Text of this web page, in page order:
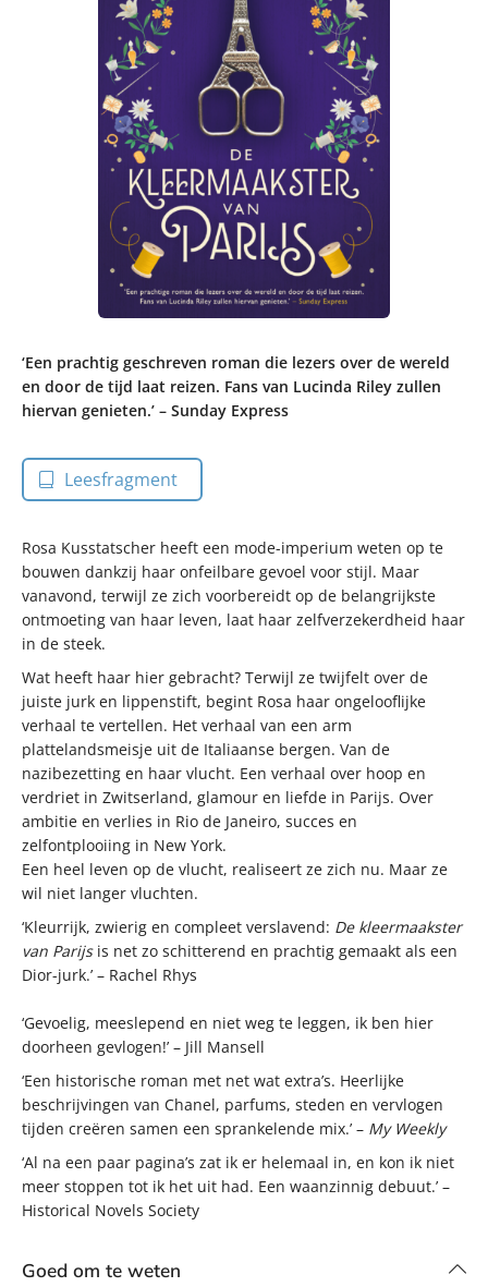
‘Een prachtig geschreven roman die lezers over de wereld
en door de tijd laat reizen. Fans van Lucinda Riley zullen
hiervan genieten.’ – Sunday Express
Leesfragment
Rosa Kusstatscher heeft een mode-imperium weten op te
bouwen dankzij haar onfeilbare gevoel voor stijl. Maar
vanavond, terwijl ze zich voorbereidt op de belangrijkste
ontmoeting van haar leven, laat haar zelfverzekerdheid haar
in de steek.
Wat heeft haar hier gebracht? Terwijl ze twijfelt over de
juiste jurk en lippenstift, begint Rosa haar ongelooflijke
verhaal te vertellen. Het verhaal van een arm
plattelandsmeisje uit de Italiaanse bergen. Van de
nazibezetting en haar vlucht. Een verhaal over hoop en
verdriet in Zwitserland, glamour en liefde in Parijs. Over
ambitie en verlies in Rio de Janeiro, succes en
zelfontplooiing in New York.
Een heel leven op de vlucht, realiseert ze zich nu. Maar ze
wil niet langer vluchten.
‘Kleurrijk, zwierig en compleet verslavend: De kleermaakster
van Parijsis net zo schitterend en prachtig gemaakt als een
Dior-jurk.’ – Rachel Rhys
‘Gevoelig, meeslepend en niet weg te leggen, ik ben hier
doorheen gevlogen!’ – Jill Mansell
‘Een historische roman met net wat extra’s. Heerlijke
beschrijvingen van Chanel, parfums, steden en vervlogen
tijden creëren samen een sprankelende mix.’ – My Weekly
‘Al na een paar pagina’s zat ik er helemaal in, en kon ik niet
meer stoppen tot ik het uit had. Een waanzinnig debuut.’ –
Historical Novels Society
Goed om te weten